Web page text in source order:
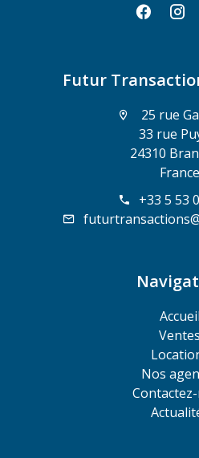
Futur
25 rue
33 rue
24310
France
+33 5 53
Accueil
Ventes
Nos